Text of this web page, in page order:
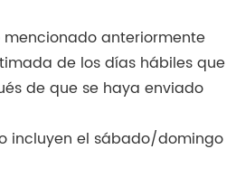
mencionado anteriormente
de los días hábiles que
de que se haya enviado
incluyen el sábado/domingo